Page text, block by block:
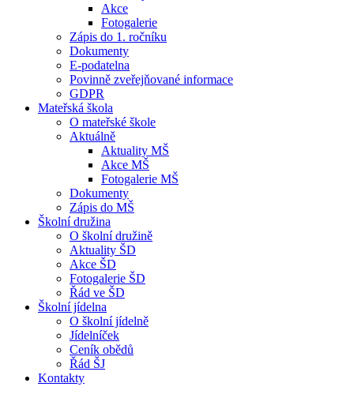
Akce
Fotogalerie
Zápis do 1. ročníku
Dokumenty
E-podatelna
Povinně zveřejňované informace
GDPR
Mateřská škola
O mateřské škole
Aktuálně
Aktuality MŠ
Akce MŠ
Fotogalerie MŠ
Dokumenty
Zápis do MŠ
Školní družina
O školní družině
Aktuality ŠD
Akce ŠD
Fotogalerie ŠD
Řád ve ŠD
Školní jídelna
O školní jídelně
Jídelníček
Ceník obědů
Řád ŠJ
Kontakty